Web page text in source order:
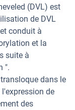
(DVL) est
de DVL
conduit à
et la
suite à
".
dans le
de
des